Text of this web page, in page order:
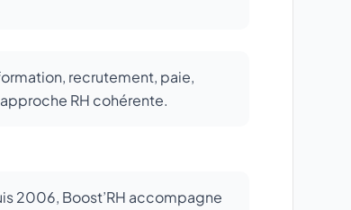
recrutement, paie,
RH cohérente.
2006, Boost’RH accompagne